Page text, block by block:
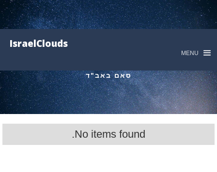
IsraelClouds
MENU
סאם באב"ד
No items found.